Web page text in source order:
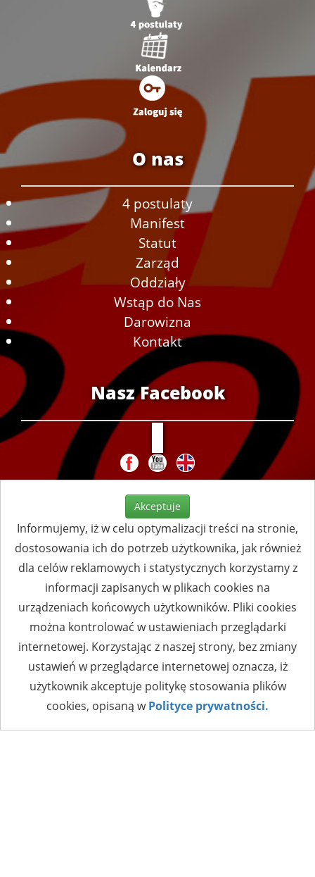
O nas
4 postulaty
Manifest
Statut
Zarząd
Oddziały
Wstąp do Nas
Darowizna
Kontakt
Nasz Facebook
Akceptuje
Informujemy, iż w celu optymalizacji treści na stronie,
dostosowania ich do potrzeb użytkownika, jak również
dla celów reklamowych i statystycznych korzystamy z
informacji zapisanych w plikach cookies na
urządzeniach końcowych użytkowników. Pliki cookies
można kontrolować w ustawieniach przeglądarki
internetowej. Korzystając z naszej strony, bez zmiany
ustawień w przeglądarce internetowej oznacza, iż
użytkownik akceptuje politykę stosowania plików
cookies, opisaną wPolityce prywatności.